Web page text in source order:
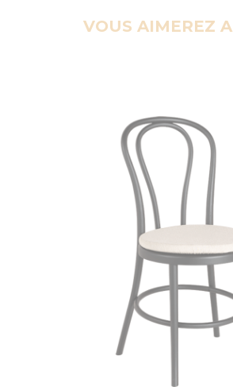
VOUS AIMEREZ